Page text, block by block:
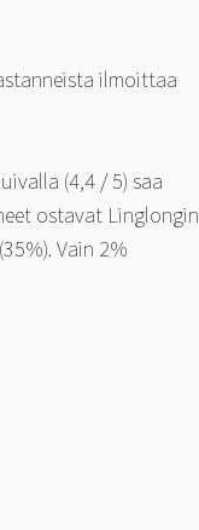
ilmoittaa
(4,4 / 5) saa
ostavat Linglongin
Vain 2%